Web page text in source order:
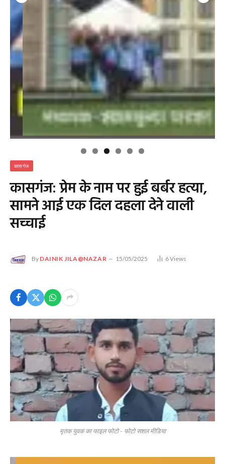
कासगंज
कासगंज: प्रेम के नाम पर हुई बर्बर हत्या,
सामने आई एक दिल दहला देने वाली
सच्चाई
By DAINIK JILA@NAZAR 15/05/2025 6Views
मृतक युवक का फाइल फोटो - फोटो सशल मीडिया